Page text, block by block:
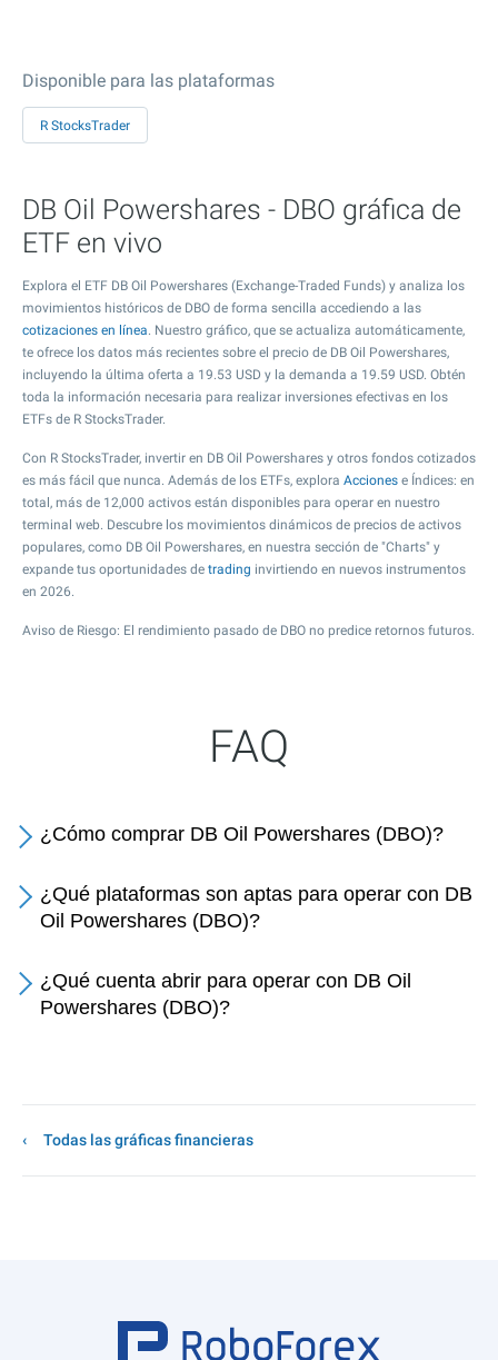
Disponible para las plataformas
R StocksTrader
DB Oil Powershares - DBO gráfica de
ETF en vivo
Explora el ETF DB Oil Powershares (Exchange-Traded Funds) y analiza los
movimientos históricos de DBO de forma sencilla accediendo a las
cotizaciones en línea. Nuestro gráfico, que se actualiza automáticamente,
te ofrece los datos más recientes sobre el precio de DB Oil Powershares,
incluyendo la última oferta a 19.53 USD y la demanda a 19.59 USD. Obtén
toda la información necesaria para realizar inversiones efectivas en los
ETFs de R StocksTrader.
Con R StocksTrader, invertir en DB Oil Powershares y otros fondos cotizados
es más fácil que nunca. Además de los ETFs, explora Acciones e Índices: en
total, más de 12,000 activos están disponibles para operar en nuestro
terminal web. Descubre los movimientos dinámicos de precios de activos
populares, como DB Oil Powershares, en nuestra sección de "Charts" y
expande tus oportunidades de trading invirtiendo en nuevos instrumentos
en 2026.
Aviso de Riesgo: El rendimiento pasado de DBO no predice retornos futuros.
FAQ
¿Cómo comprar DB Oil Powershares (DBO)?
¿Qué plataformas son aptas para operar con DB
Oil Powershares (DBO)?
¿Qué cuenta abrir para operar con DB Oil
Powershares (DBO)?
Todas las gráficas financieras